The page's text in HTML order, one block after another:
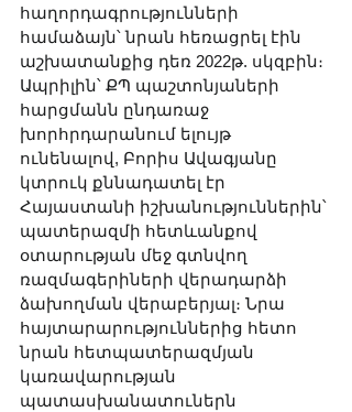
հաղորդագրությունների
համաձայն՝ նրան հեռացրել էին
աշխատանքից դեռ 2022թ. սկզբին։
Ապրիլին՝ ՔՊ պաշտոնյաների
հարցմանն ընդառաջ
խորհրդարանում ելույթ
ունենալով, Բորիս Ավագյանը
կտրուկ քննադատել էր
Հայաստանի իշխանություններին՝
պատերազմի հետևանքով
օտարության մեջ գտնվող
ռազմագերիների վերադարձի
ձախողման վերաբերյալ։ Նրա
հայտարարություններից հետո
նրան հետպատերազմյան
կառավարության
պատասխանատուներն